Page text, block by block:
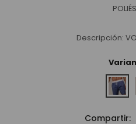
Descripción: